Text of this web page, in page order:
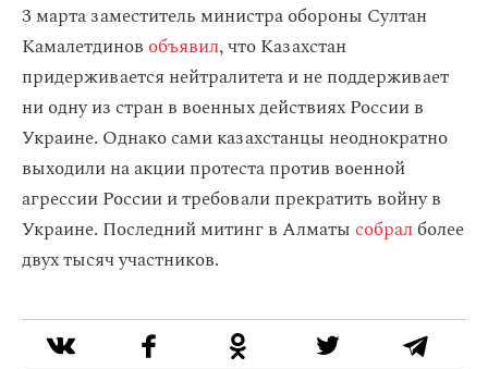
3 марта заместитель министра обороны Султан
Камалетдинов объявил, что Казахстан
придерживается нейтралитета и не поддерживает
ни одну из стран в военных действиях России в
Украине. Однако сами казахстанцы неоднократно
выходили на акции протеста против военной
агрессии России и требовали прекратить войну в
Украине. Последний митинг в Алматысобралболее
двух тысяч участников.